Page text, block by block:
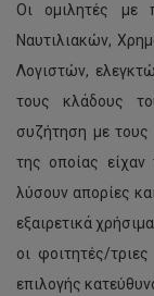
Οι ομιλητές με
Ναυτιλιακών,
Λογιστών,
τους κλάδους
συζήτηση με τους
της οποίας είχαν
λύσουν απορίες
εξαιρετικά
οι φοιτητές/
επιλογής